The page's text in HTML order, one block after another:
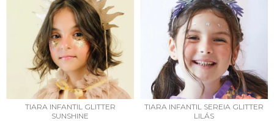
TIARA INFANTIL GLITTER
SUNSHINE
TIARA INFANTIL SEREIA GLITTER
LILÁS